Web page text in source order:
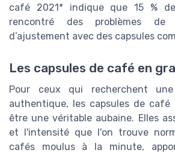
café 2021* indique que 15 %
rencontré des problèmes de
d’ajustement avec des capsules
Les capsules de café en
Pour ceux qui recherchent
authentique, les capsules de café
être une véritable aubaine. Elles
et l'intensité que l'on trouve
cafés moulus à la minute,